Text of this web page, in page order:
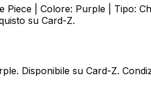
Piece | Colore: Purple | Tipo:
su Card-Z.
Disponibile su Card-Z.